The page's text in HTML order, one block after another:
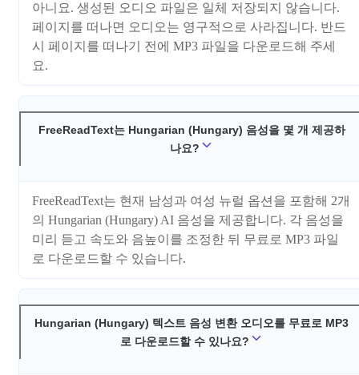
아니요. 생성된 오디오 파일은 일체 저장되지 않습니다.
페이지를 떠나면 오디오는 영구적으로 사라집니다. 반드
시 페이지를 떠나기 전에 MP3 파일을 다운로드해 주세
요.
FreeReadText는 Hungarian (Hungary) 음성을 몇 개 제공하
나요?
FreeReadText는 현재 남성과 여성 뉴럴 옵션을 포함해 2개
의 Hungarian (Hungary) AI 음성을 제공합니다. 각 음성을
미리 듣고 속도와 음높이를 조정한 뒤 무료로 MP3 파일
로 다운로드할 수 있습니다.
Hungarian (Hungary) 텍스트 음성 변환 오디오를 무료로 MP3
로 다운로드할 수 있나요?